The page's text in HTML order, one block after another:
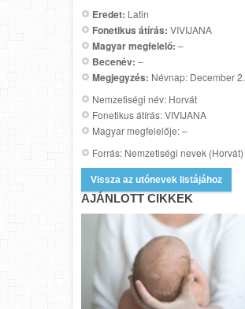
Eredet: Latin
Fonetikus átírás: VIVIJANA
Magyar megfelelő: –
Becenév: –
Megjegyzés: Névnap: December 2.
Nemzetiségi név: Horvát
Fonetikus átírás: VIVIJANA
Magyar megfelelője: –
Forrás: Nemzetiségi nevek (Horvát)
Vissza az utónevek listájához
AJÁNLOTT CIKKEK